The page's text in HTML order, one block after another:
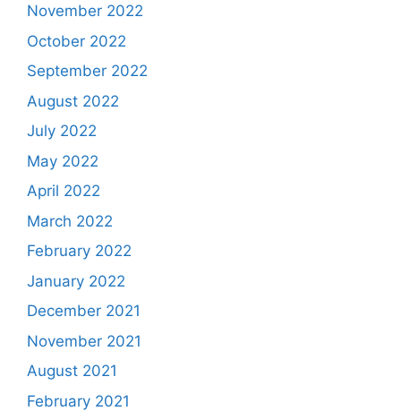
November 2022
October 2022
September 2022
August 2022
July 2022
May 2022
April 2022
March 2022
February 2022
January 2022
December 2021
November 2021
August 2021
February 2021